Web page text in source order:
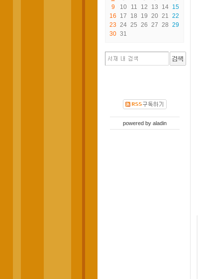
9
10 11 12 13 14 15
16
17 18 19 20 21 22
23 24 25 26 27 28 29
30 31
powered by aladin